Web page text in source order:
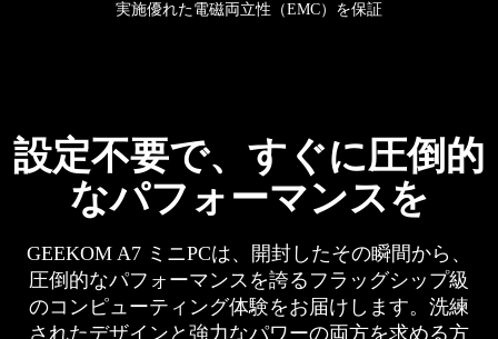
実施​​優れた電磁両立性（EMC）を保証
設定不要で、すぐに圧倒的
なパフォーマンスを
GEEKOM A7 ミニPCは、開封したその瞬間から、
圧倒的なパフォーマンスを誇るフラッグシップ級
のコンピューティング体験をお届けします。洗練
されたデザインと強力なパワーの両方を求める方